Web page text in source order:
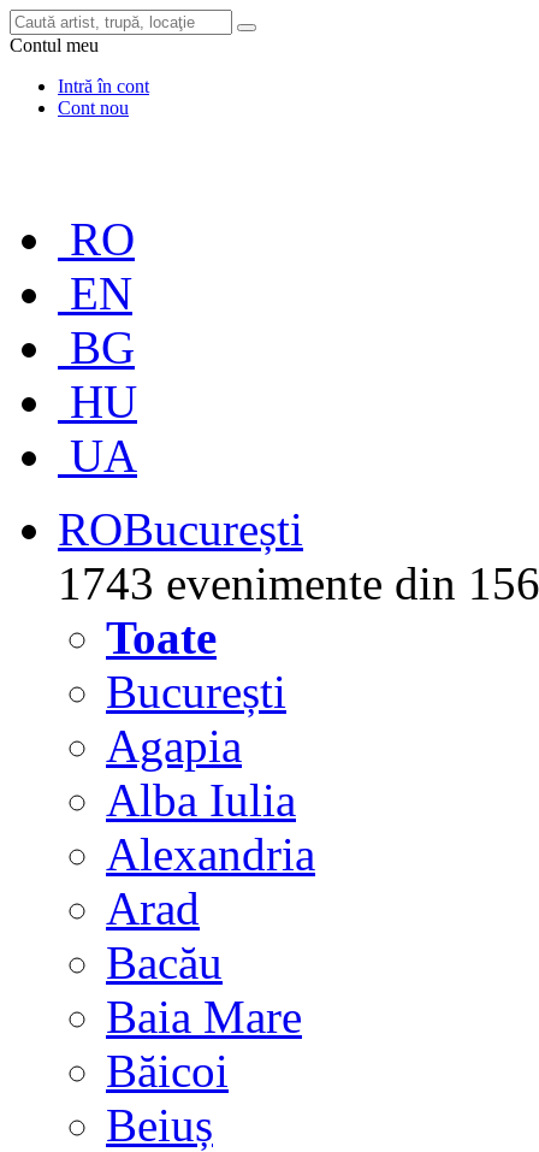
Contul meu
Intră în cont
Cont nou
RO
EN
BG
HU
UA
ROBucurești
1743 evenimente din
Toate
București
Agapia
Alba Iulia
Alexandria
Arad
Bacău
Baia Mare
Băicoi
Beiuș